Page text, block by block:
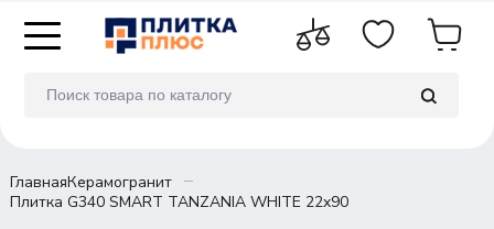
ГлавнаяКерамогранит
Плитка G340 SMART TANZANIA WHITE 22x90